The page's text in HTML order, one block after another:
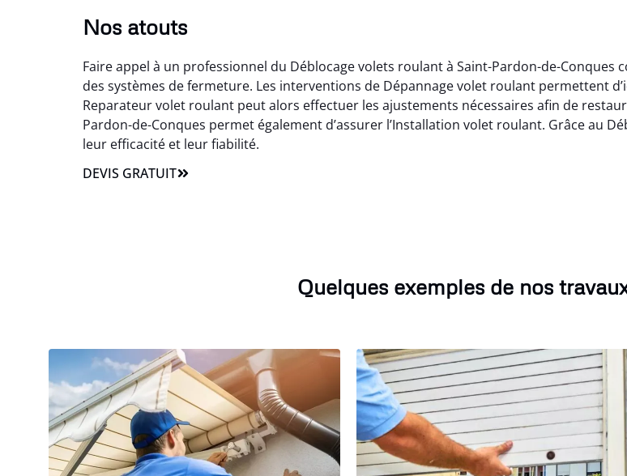
Nos atouts
Faire appel à un professionnel du Déblocage volets roulant à Saint-Pardon-de-
des systèmes de fermeture. Les interventions de Dépannage volet roulant permettent
Reparateur volet roulant peut alors effectuer les ajustements nécessaires afin de
Pardon-de-Conques permet également d’assurer l’Installation volet roulant. Grâce au
leur efficacité et leur fiabilité.
DEVIS GRATUIT
Quelques exemples de nos